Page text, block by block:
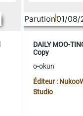
Parution01/08/
DAILY MOO-
Copy
o-okun
Éditeur :
Studio